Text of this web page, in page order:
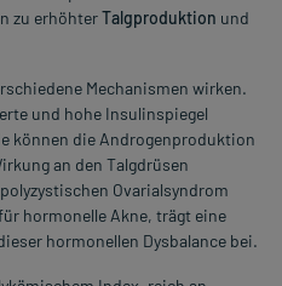
zu erhöhterTalgproduktion und
Mechanismen wirken.
und hohe Insulinspiegel
können die Androgenproduktion
an den Talgdrüsen
Ovarialsyndrom
hormonelle Akne, trägt eine
hormonellen Dysbalance bei.